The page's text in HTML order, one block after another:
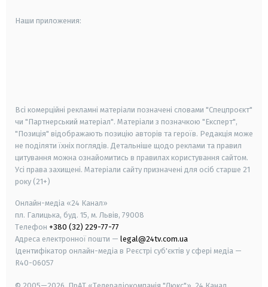
Наши приложения:
Всі комерційні рекламні матеріали позначені словами "Спецпроєкт"
чи "Партнерський матеріал". Матеріали з позначкою "Експерт",
"Позиція" відображають позицію авторів та героїв. Редакція може
не поділяти їхніх поглядів. Детальніше щодо реклами та правил
цитування можна ознайомитись в правилах користування сайтом.
Усі права захищені. Матеріали сайту призначені для осіб старше 21
року (21+)
Онлайн-медіа «24 Канал»
пл. Галицька, буд. 15, м. Львів, 79008
Телефон +380 (32) 229-77-77
Адреса електронної пошти — legal@24tv.com.ua
Ідентифікатор онлайн-медіа в Реєстрі суб'єктів у сфері медіа —
R40-06057